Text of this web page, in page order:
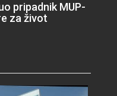
pripadnik MUP-
za život